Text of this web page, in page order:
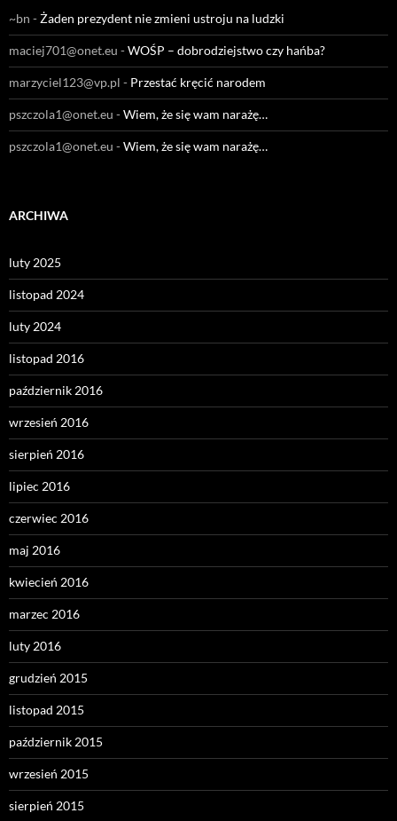
~bn -Żaden prezydent nie zmieni ustroju na ludzki
maciej701@onet.eu -WOŚP – dobrodziejstwo czy hańba?
marzyciel123@vp.pl - Przestać kręcić narodem
pszczola1@onet.eu -Wiem, że się wam narażę…
pszczola1@onet.eu -Wiem, że się wam narażę…
ARCHIWA
luty 2025
listopad 2024
luty 2024
listopad 2016
październik 2016
wrzesień 2016
sierpień 2016
lipiec 2016
czerwiec 2016
maj 2016
kwiecień 2016
marzec 2016
luty 2016
grudzień 2015
listopad 2015
październik 2015
wrzesień 2015
sierpień 2015